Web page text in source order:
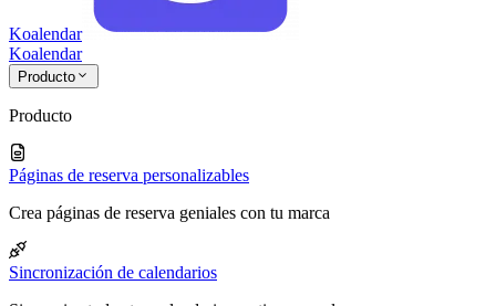
Koalendar
Koalendar
Producto
Producto
Páginas de reserva personalizables
Crea páginas de reserva geniales con tu marca
Sincronización de calendarios